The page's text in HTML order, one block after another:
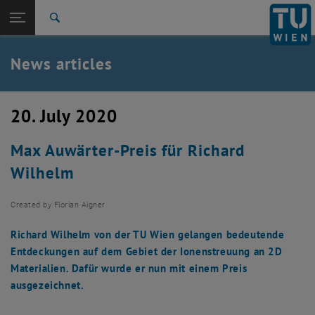
TU Login
Quicklinks
Toggle quicklinks menu
Studies
Career
Back: list subpages of parent page News
Back to:
News
News articles
News articles
20. July 2020
Max Auwärter-Preis für Richard
Wilhelm
Created by Florian Aigner
Richard Wilhelm von der TU Wien gelangen bedeutende
Entdeckungen auf dem Gebiet der Ionenstreuung an 2D
Materialien. Dafür wurde er nun mit einem Preis
ausgezeichnet.